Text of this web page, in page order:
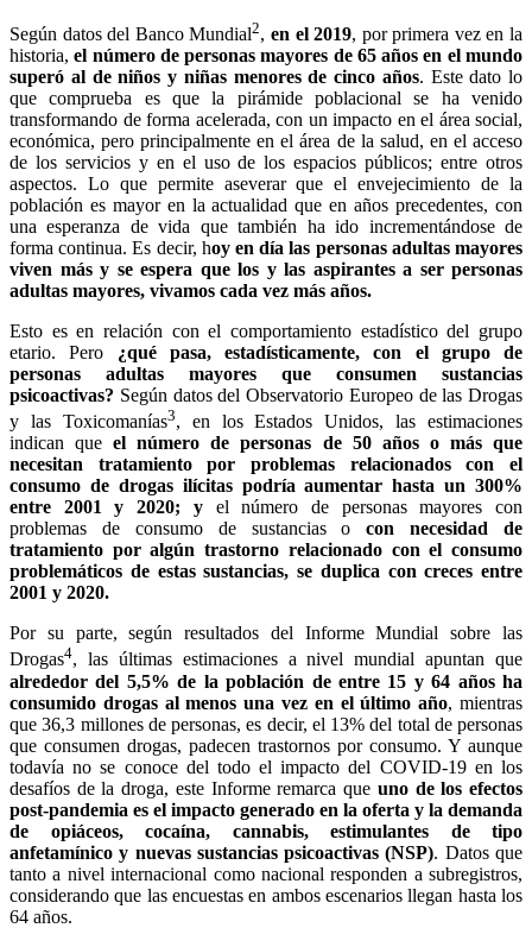
Según datos del Banco Mundial2, en el 2019, por primera vez en la
historia,el número de personas mayores de 65 años en el mundo
superó al de niños y niñas menores de cinco años. Este dato lo
que comprueba es que la pirámide poblacional se ha venido
transformando de forma acelerada, con un impacto en el área social,
económica, pero principalmente en el área de la salud, en el acceso
de los servicios y en el uso de los espacios públicos; entre otros
aspectos. Lo que permite aseverar que el envejecimiento de la
población es mayor en la actualidad que en años precedentes, con
una esperanza de vida que también ha ido incrementándose de
forma continua. Es decir, hoy en día las personas adultas mayores
viven más y se espera que los y las aspirantes a ser personas
adultas mayores, vivamos cada vez más años.
Esto es en relación con el comportamiento estadístico del grupo
etario. Pero ¿qué pasa, estadísticamente, con el grupo de
personas adultas mayores que consumen sustancias
psicoactivas? Según datos del Observatorio Europeo de las Drogas
y las Toxicomanías3, en los Estados Unidos, las estimaciones
indican queel número de personas de 50 años o más que
necesitan tratamiento por problemas relacionados con el
consumo de drogas ilícitas podría aumentar hasta un 300%
entre 2001 y 2020; yel número de personas mayores con
problemas de consumo de sustancias ocon necesidad de
tratamiento por algún trastorno relacionado con el consumo
problemáticos de estas sustancias, se duplica con creces entre
2001 y 2020.
Por su parte, según resultados del Informe Mundial sobre las
Drogas4, las últimas estimaciones a nivel mundial apuntan que
alrededor del 5,5% de la población de entre 15 y 64 años ha
consumido drogas al menos una vez en el último año, mientras
que 36,3 millones de personas, es decir, el 13% del total de personas
que consumen drogas, padecen trastornos por consumo. Y aunque
todavía no se conoce del todo el impacto del COVID-19 en los
desafíos de la droga, este Informe remarca que uno de los efectos
post-pandemia es el impacto generado en la oferta y la demanda
de opiáceos, cocaína, cannabis, estimulantes de tipo
anfetamínico y nuevas sustancias psicoactivas (NSP). Datos que
tanto a nivel internacional como nacional responden a subregistros,
considerando que las encuestas en ambos escenarios llegan hasta los
64 años.